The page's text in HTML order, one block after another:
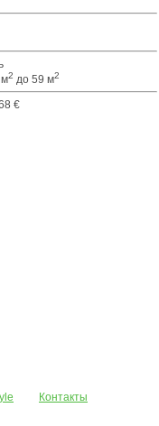
м2 до 59 м2
€
Контакты